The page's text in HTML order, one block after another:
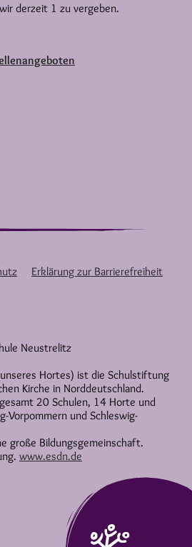
derzeit 1 zu vergeben.
Neustrelitz
Hortes) ist die Schulstiftung
Kirche in Norddeutschland.
20 Schulen, 14 Horte und
Vorpommern und Schleswig-
große Bildungsgemeinschaft.
www.esdn.de
Erklärung zur Barrierefreiheit